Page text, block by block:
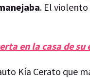
. El
en la casa de
Kía Cerato que